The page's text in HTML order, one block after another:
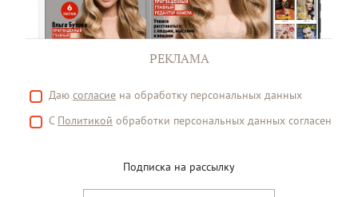
РЕКЛАМА
Даю согласие на обработку персональных данных
С Политикой обработки персональных данных согласен
Подписка на рассылку